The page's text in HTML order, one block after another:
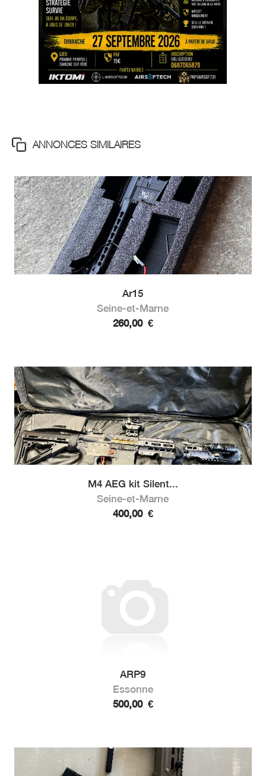
ANNONCES SIMILAIRES
Ar15
Seine-et-Marne
260,00 €
M4 AEG kit Silent...
Seine-et-Marne
400,00 €
ARP9
Essonne
500,00 €